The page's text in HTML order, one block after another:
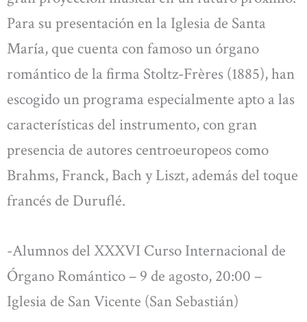
Para su presentación en la Iglesia de Santa
María, que cuenta con famoso un órgano
romántico de la firma Stoltz-Frères (1885), han
escogido un programa especialmente apto a las
características del instrumento, con gran
presencia de autores centroeuropeos como
Brahms, Franck, Bach y Liszt, además del toque
francés de Duruflé.
-Alumnos del XXXVI Curso Internacional de
Órgano Romántico – 9 de agosto, 20:00 –
Iglesia de San Vicente (San Sebastián)